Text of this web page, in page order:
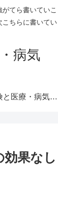
てら書いてい
ちらに書いて
病気
介護保険と医療・病気のすべての記事を表示
果なし